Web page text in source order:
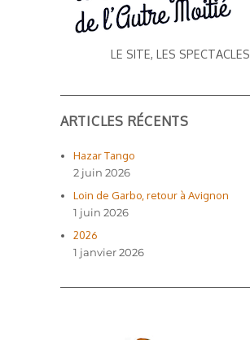
LE SITE, LES SPECTACLES
ARTICLES RÉCENTS
Hazar Tango
2 juin 2026
Loin de Garbo, retour à Avignon
1 juin 2026
2026
1 janvier 2026